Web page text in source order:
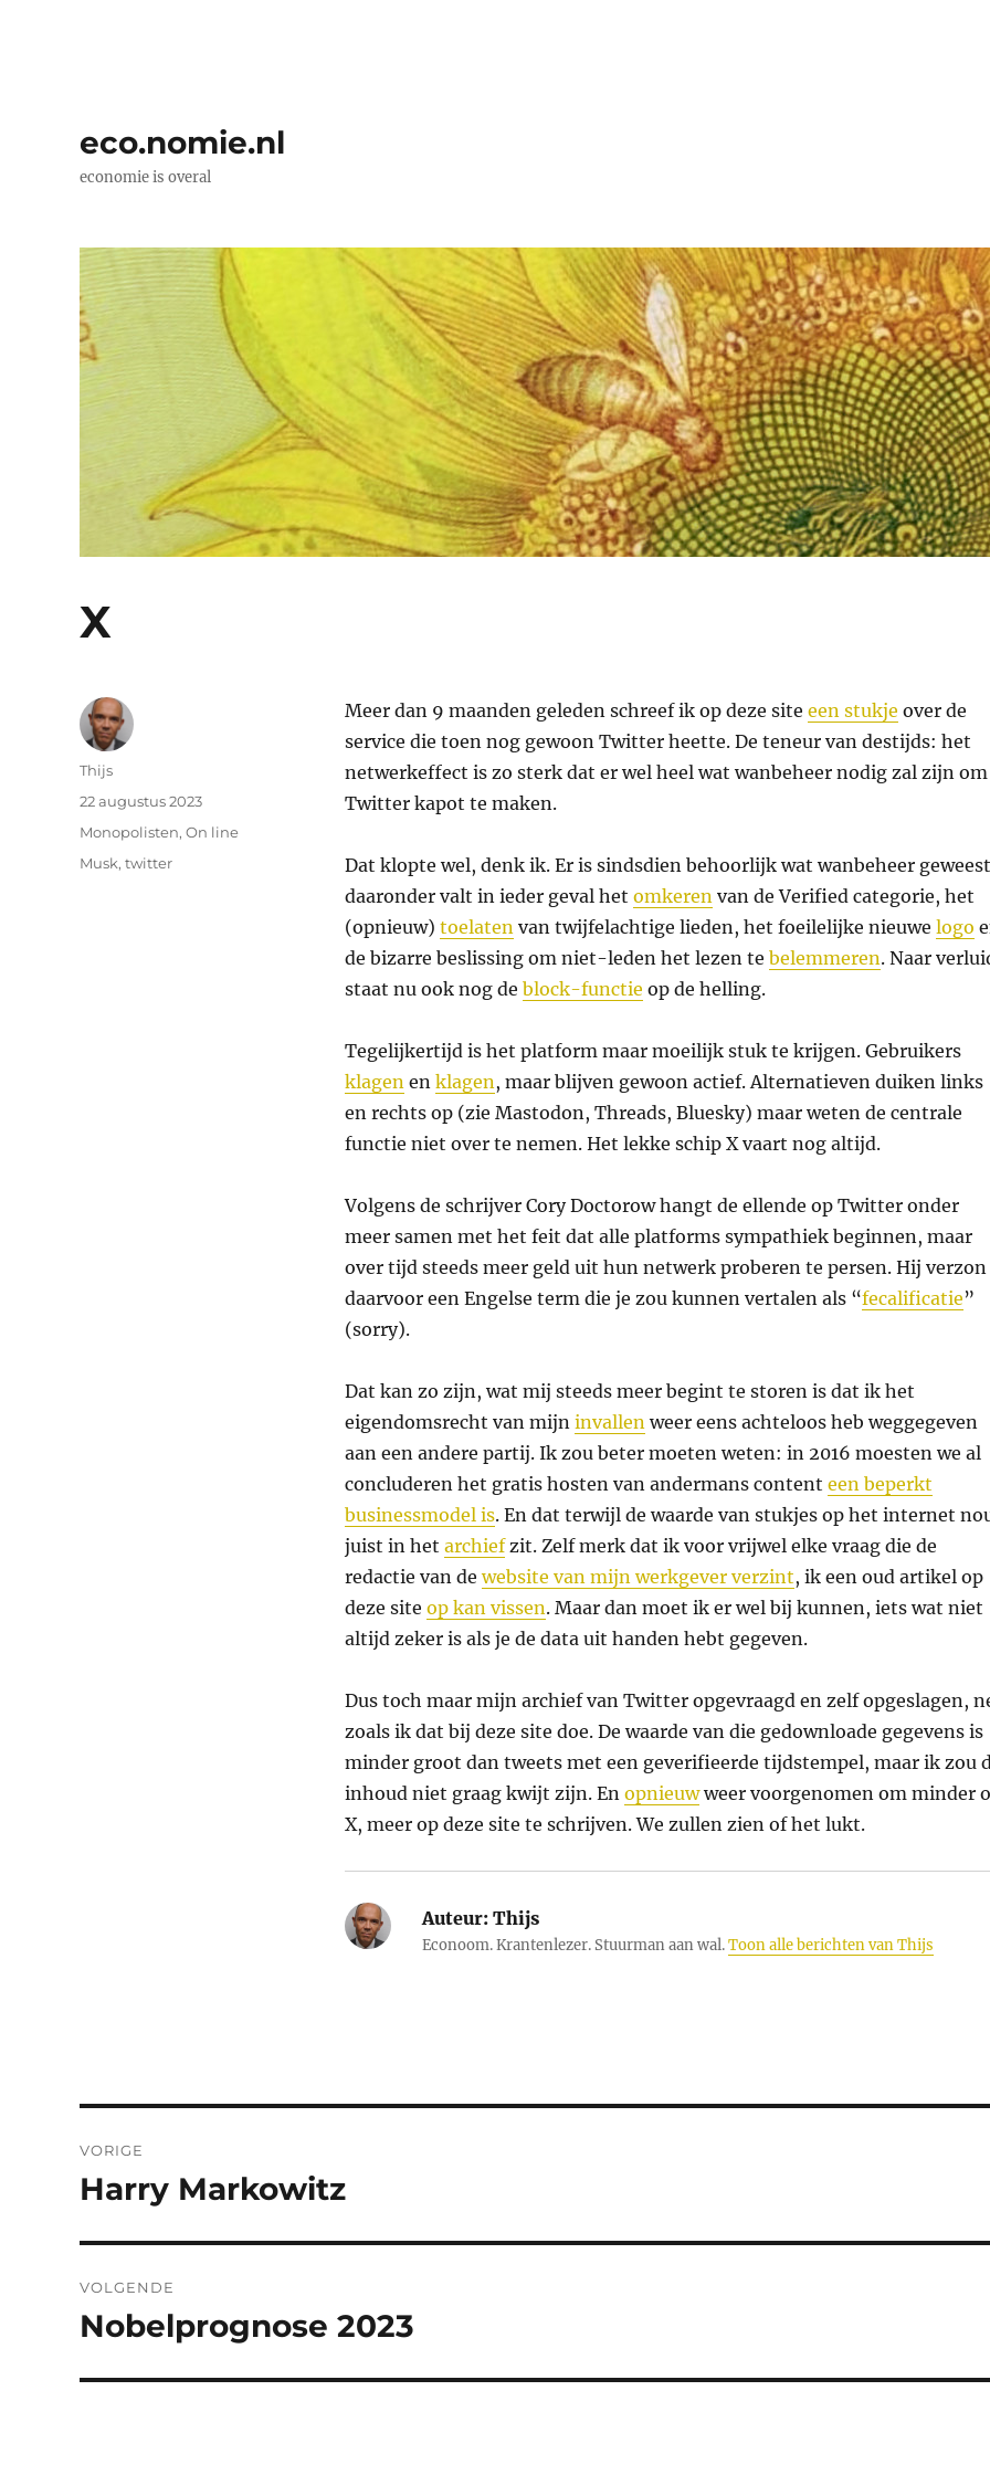
eco.nomie.nl
economie is overal
X
Meer dan 9 maanden geleden schreef ik op deze site een stukje over de
service die toen nog gewoon Twitter heette. De teneur van destijds: het
netwerkeffect is zo sterk dat er wel heel wat wanbeheer nodig zal zijn om
Twitter kapot te maken.
Dat klopte wel, denk ik. Er is sindsdien behoorlijk wat wanbeheer
daaronder valt in ieder geval het omkeren van de Verified categorie, het
(opnieuw) toelaten van twijfelachtige lieden, het foeilelijke nieuwe logo
de bizarre beslissing om niet-leden het lezen te belemmeren. Naar
staat nu ook nog de block-functie op de helling.
Tegelijkertijd is het platform maar moeilijk stuk te krijgen. Gebruikers
klagen en klagen , maar blijven gewoon actief. Alternatieven duiken links
en rechts op (zie Mastodon, Threads, Bluesky) maar weten de centrale
functie niet over te nemen. Het lekke schip X vaart nog altijd.
Volgens de schrijver Cory Doctorow hangt de ellende op Twitter onder
meer samen met het feit dat alle platforms sympathiek beginnen, maar
over tijd steeds meer geld uit hun netwerk proberen te persen. Hij verzon
daarvoor een Engelse term die je zou kunnen vertalen als “fecalificatie”
(sorry).
Dat kan zo zijn, wat mij steeds meer begint te storen is dat ik het
eigendomsrecht van mijn invallen weer eens achteloos heb weggegeven
aan een andere partij. Ik zou beter moeten weten: in 2016 moesten we al
concluderen het gratis hosten van andermans content een beperkt
businessmodel is. En dat terwijl de waarde van stukjes op het internet
juist in het archiefzit. Zelf merk dat ik voor vrijwel elke vraag die de
redactie van dewebsite van mijn werkgever verzint, ik een oud artikel op
deze site op kan vissen. Maar dan moet ik er wel bij kunnen, iets wat niet
altijd zeker is als je de data uit handen hebt gegeven.
Dus toch maar mijn archief van Twitter opgevraagd en zelf opgeslagen,
zoals ik dat bij deze site doe. De waarde van die gedownloade gegevens is
minder groot dan tweets met een geverifieerde tijdstempel, maar ik zou
inhoud niet graag kwijt zijn. En opnieuwweer voorgenomen om minder
X, meer op deze site te schrijven. We zullen zien of het lukt.
Auteur: Thijs
Econoom. Krantenlezer. Stuurman aan wal.Toon alle berichten van Thijs
Auteur
Thijs
Geplaatst
22 augustus 2023
Categorieën
Monopolisten, On line
Tags
Musk, twitter
navigatie
VORIGE
Vorig
Harry Markowitz
VOLGENDE
Volgend
Nobelprognose 2023